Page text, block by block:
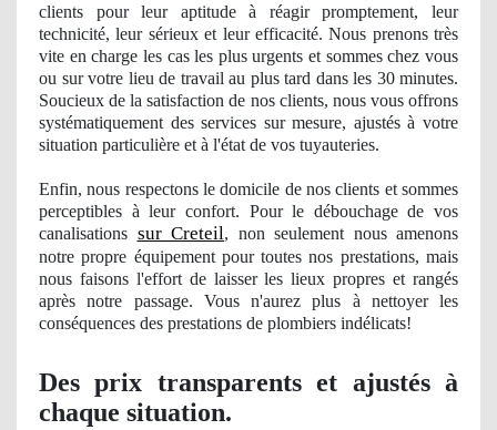
clients pour leur aptitude à réagir promptement, leur
technicité, leur sérieux et leur efficacité. Nous prenons très
vite en charge les cas les plus urgents et sommes chez vous
ou sur votre lieu de travail au plus tard dans les 30 minutes.
Soucieux de la satisfaction de nos clients, nous vous offrons
systématiquement des services sur mesure, ajustés à votre
situation particulière et à l'état de vos tuyauteries.
Enfin, nous respectons le domicile de nos clients et sommes
perceptibles à leur confort. Pour le débouchagede vos
canalisations sur Creteil, non seulement nous amenons
notre propre équipement pour toutes nos prestations, mais
nous faisons l'effort de laisser les lieuxpropres et rangés
après notre passage. Vous n'aurez plus à nettoyer les
conséquences des prestations de plombiers indélicats!
Des prix transparents et ajustés à
chaque situation.